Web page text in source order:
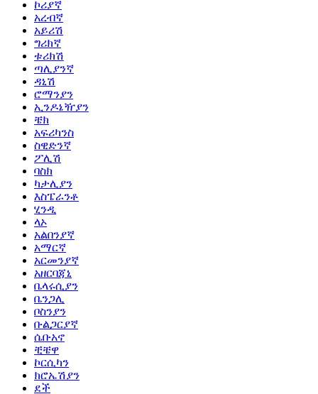
ኮሪያኛ
አረብኛ
አይሪሽ
ግሪክኛ
ቱሪክሽ
ጣሊያንኛ
ዳኒሽ
ሮማንያን
ኢንዶኔዥያን
ቼክ
አፍሪካንስ
ስዊድንኛ
ፖሊሽ
ባስክ
ካታሊያን
እስፔራንቶ
ሂንዲ
ላኦ
አልበንያኛ
አማርኛ
አርመንያኛ
አዘርባጃኒ
ቤላሩሲያን
ቤንጋሊ
ቦስንያን
ቡልጋርያኛ
ሴቡአኖ
ቺቼዋ
ኮርሲካን
ክሮኤሽያን
ደች